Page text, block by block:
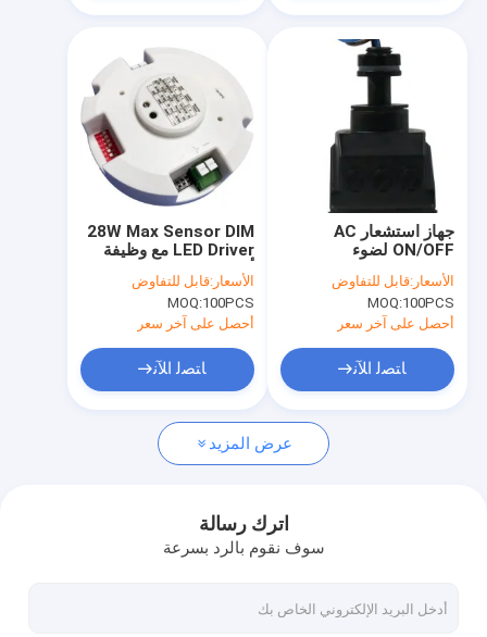
المنتجات
برنامج VR
جولة في المصنع
مراقبة الجودة
اتصل بنا
أخبار
الميكروويف استشعار الحركة
28W Max Sensor DIM
LED Driver مع وظيفة
أولوية الضوء النهاري،
إنتاج 300-700mA
الأسعار:قابل للتفاوض
MOQ:100PCS
أحصل على آخر سعر
ﺎﺘﺼﻟ ﺍﻶﻧ
جهاز استشعار AC
ON/OFF لضوء
الفيضانات وضوء الجدار ،
زاوية الكشف تصل إلى
180 درجة
الأسعار:قابل للتفاوض
MOQ:100PCS
أحصل على آخر سعر
ﺎﺘﺼﻟ ﺍﻶﻧ
عرض المزيد
اترك رسالة
سوف نقوم بالرد بسرعة